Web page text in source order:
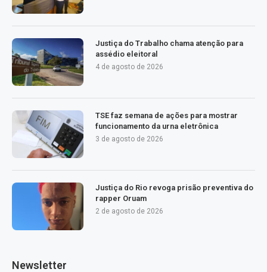
Justiça do Trabalho chama atenção para
assédio eleitoral
4 de agosto de 2026
TSE faz semana de ações para mostrar
funcionamento da urna eletrônica
3 de agosto de 2026
Justiça do Rio revoga prisão preventiva do
rapper Oruam
2 de agosto de 2026
Newsletter